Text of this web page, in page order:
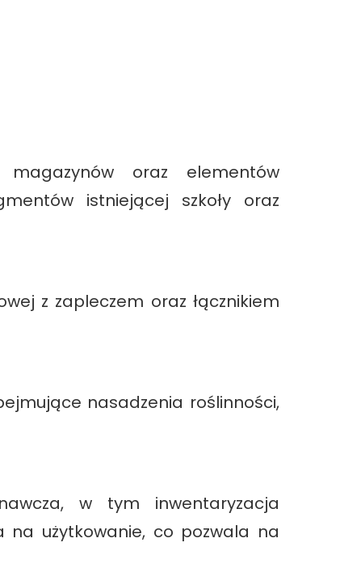
oraz elementów
istniejącej szkoły oraz
z zapleczem oraz łącznikiem
nasadzenia roślinności,
w tym inwentaryzacja
na użytkowanie, co pozwala na